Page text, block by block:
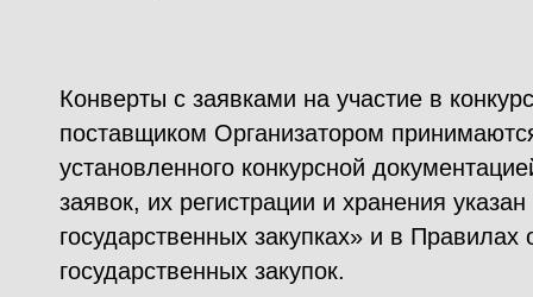
Конверты с заявками на участие в
поставщиком Организатором
установленного конкурсной
заявок, их регистрации и хранения
государственных закупках» и в Правилах
государственных закупок.